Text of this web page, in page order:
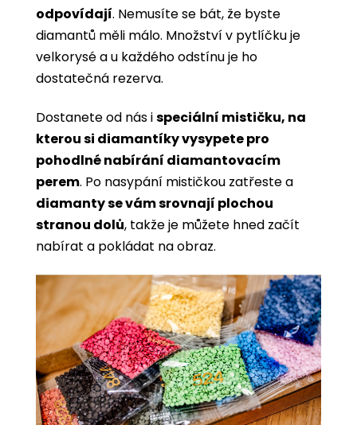
odpovídají. Nemusíte se bát, že byste
diamantů měli málo. Množství v pytlíčku je
velkorysé a u každého odstínu je ho
dostatečná rezerva.
Dostanete od nás ispeciální mističku, na
kterou si diamantíky vysypete pro
pohodlné nabírání diamantovacím
perem. Po nasypání mističkou zatřeste a
diamanty se vám srovnají plochou
stranou dolů, takže je můžete hned začít
nabírat a pokládat na obraz.